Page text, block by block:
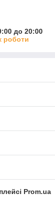
до 20:00
роботи
Prom.ua